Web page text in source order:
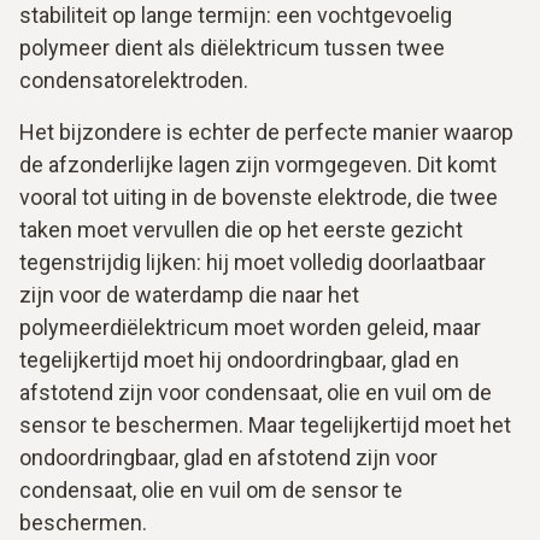
stabiliteit op lange termijn: een vochtgevoelig
polymeer dient als diëlektricum tussen twee
condensatorelektroden.
Het bijzondere is echter de perfecte manier waarop
de afzonderlijke lagen zijn vormgegeven. Dit komt
vooral tot uiting in de bovenste elektrode, die twee
taken moet vervullen die op het eerste gezicht
tegenstrijdig lijken: hij moet volledig doorlaatbaar
zijn voor de waterdamp die naar het
polymeerdiëlektricum moet worden geleid, maar
tegelijkertijd moet hij ondoordringbaar, glad en
afstotend zijn voor condensaat, olie en vuil om de
sensor te beschermen. Maar tegelijkertijd moet het
ondoordringbaar, glad en afstotend zijn voor
condensaat, olie en vuil om de sensor te
beschermen.